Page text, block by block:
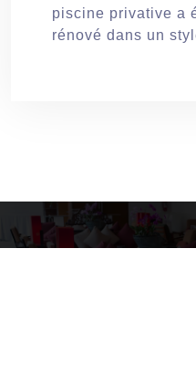
piscine privative a
rénové dans un